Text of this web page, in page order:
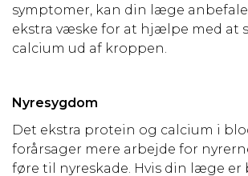
symptomer, kan din læge
ekstra væske for at hjælpe med at
calcium ud af kroppen.
Nyresygdom
Det ekstra protein og calcium i
forårsager mere arbejde for
føre til nyreskade. Hvis din læge er